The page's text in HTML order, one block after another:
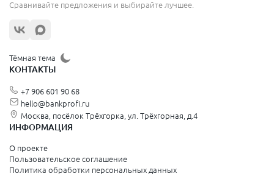
Сравнивайте предложения и выбирайте лучшее.
Тёмная тема
КОНТАКТЫ
+7 906 601 90 68
hello@bankprofi.ru
Москва, посёлок Трёхгорка, ул. Трёхгорная, д.4
ИНФОРМАЦИЯ
О проекте
Пользовательское соглашение
Политика обработки персональных данных